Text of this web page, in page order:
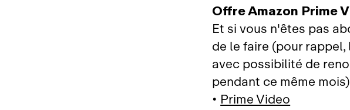
Offre Amazon Prime
Et si vous n'êtes pas
de le faire (pour
avec possibilité de
pendant ce même
•Prime Video